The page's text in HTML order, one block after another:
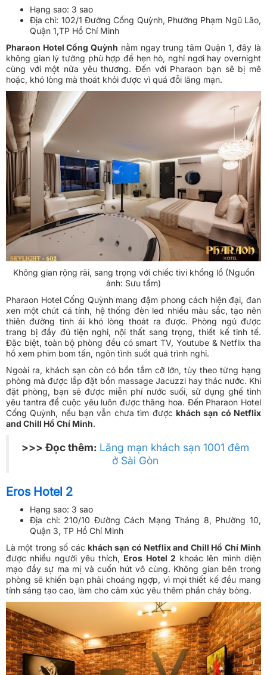
Hạng sao: 3 sao
Địa chỉ: 102/1 Đường Cống Quỳnh, Phường Phạm Ngũ Lão,
Quận 1,TP Hồ Chí Minh
Pharaon Hotel Cống Quỳnh nằm ngay trung tâm Quận 1, đây là
không gian lý tưởng phù hợp để hẹn hò, nghỉ ngơi hay overnight
cùng với một nửa yêu thương. Đến với Pharaon bạn sẽ bị mê
hoặc, khó lòng mà thoát khỏi được vì quá đỗi lãng mạn.
Không gian rộng rãi, sang trọng với chiếc tivi khổng lồ (Nguồn
ảnh: Sưu tầm)
Pharaon Hotel Cống Quỳnh mang đậm phong cách hiện đại, đan
xen một chút cá tính, hệ thống đèn led nhiều màu sắc, tạo nên
thiên đường tình ái khó lòng thoát ra được. Phòng ngủ được
trang bị đầy đủ tiện nghi, nội thất sang trọng, thiết kế tinh tế.
Đặc biệt, toàn bộ phòng đều có smart TV, Youtube & Netflix tha
hồ xem phim bom tấn, ngôn tình suốt quá trình nghỉ.
Ngoài ra, khách sạn còn có bồn tắm cỡ lớn, tùy theo từng hạng
phòng mà được lắp đặt bồn massage Jacuzzi hay thác nước. Khi
đặt phòng, bạn sẽ được miễn phí nước suối, sử dụng ghế tình
yêu tantra để cuộc yêu luôn được thăng hoa. Đến Pharaon Hotel
Cống Quỳnh, nếu bạn vẫn chưa tìm được khách sạn có Netflix
and Chill Hồ Chí Minh.
>>> Đọc thêm: Lãng mạn khách sạn 1001 đêm
ở Sài Gòn
Eros Hotel 2
Hạng sao: 3 sao
Địa chỉ: 210/10 Đường Cách Mạng Tháng 8, Phường 10,
Quận 3, TP Hồ Chí Minh
Là một trong số các khách sạn có Netflix and Chill Hồ Chí Minh
được nhiều người yêu thích, Eros Hotel 2 khoác lên mình diện
mạo đầy sự ma mị và cuốn hút vô cùng. Không gian bên trong
phòng sẽ khiến bạn phải choáng ngợp, vì mọi thiết kế đều mang
tính sáng tạo cao, làm cho cảm xúc yêu thêm phần cháy bỏng.